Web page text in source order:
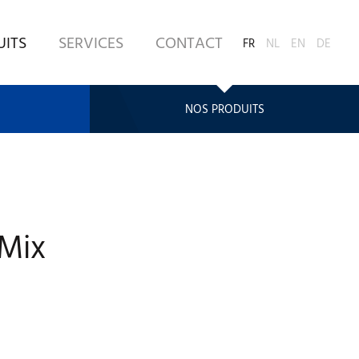
SERVICES CONTACT
NOS PRODUITS
FR NL EN DE